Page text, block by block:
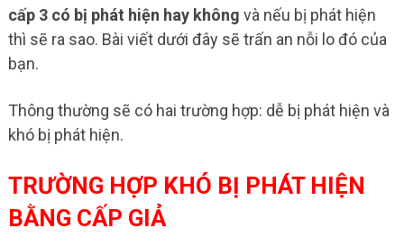
cấp 3 có bị phát hiện hay không và nếu bị phát hiện
thì sẽ ra sao. Bài viết dưới đây sẽ trấn an nỗi lo đó của
bạn.
Thông thường sẽ có hai trường hợp: dễ bị phát hiện và
khó bị phát hiện.
TRƯỜNG HỢP KHÓ BỊ PHÁT HIỆN
BẰNG CẤP GIẢ